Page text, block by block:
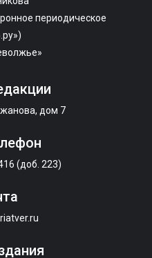
периодическое
дом 7
(доб. 223)